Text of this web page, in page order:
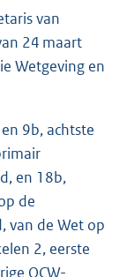
van
24 maart
Wetgeving en
9b, achtste
en 18b,
de
van de Wet op
2, eerste
OCW-